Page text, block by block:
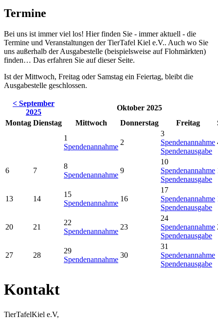
Termine
Bei uns ist immer viel los! Hier finden Sie - immer aktuell - die
Termine und Veranstaltungen der TierTafel Kiel e.V.. Auch wo Sie
uns außerhalb der Ausgabestelle (beispielsweise auf Flohmärkten)
finden… Das erfahren Sie auf dieser Seite.
Ist der Mittwoch, Freitag oder Samstag ein Feiertag, bleibt die
Ausgabestelle geschlossen.
< September
2025
Oktober 2025
Montag Dienstag Mittwoch Donnerstag Freitag
1
Spendenannahme
2
3
Spendenannahme
Spendenausgabe
6 7
8
Spendenannahme
9
10
Spendenannahme
Spendenausgabe
13 14
15
Spendenannahme
16
17
Spendenannahme
Spendenausgabe
20 21
22
Spendenannahme
23
24
Spendenannahme
Spendenausgabe
27 28
29
Spendenannahme
30
31
Spendenannahme
Spendenausgabe
Kontakt
TierTafelKiel e.V,